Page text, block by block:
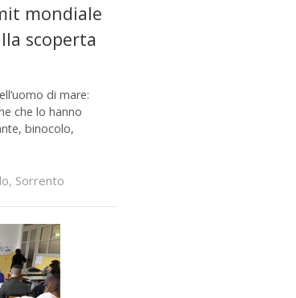
mondiale
scoperta
di mare:
che lo hanno
binocolo,
, Sorrento